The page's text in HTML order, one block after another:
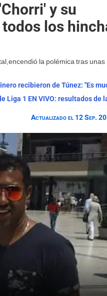
y su
los
la polémica tras unas
Liga 1 EN VIVO: resultados de
Actualizado el 12 Sep.